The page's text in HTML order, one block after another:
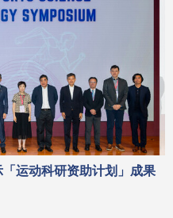
运动科研资助计划」成果